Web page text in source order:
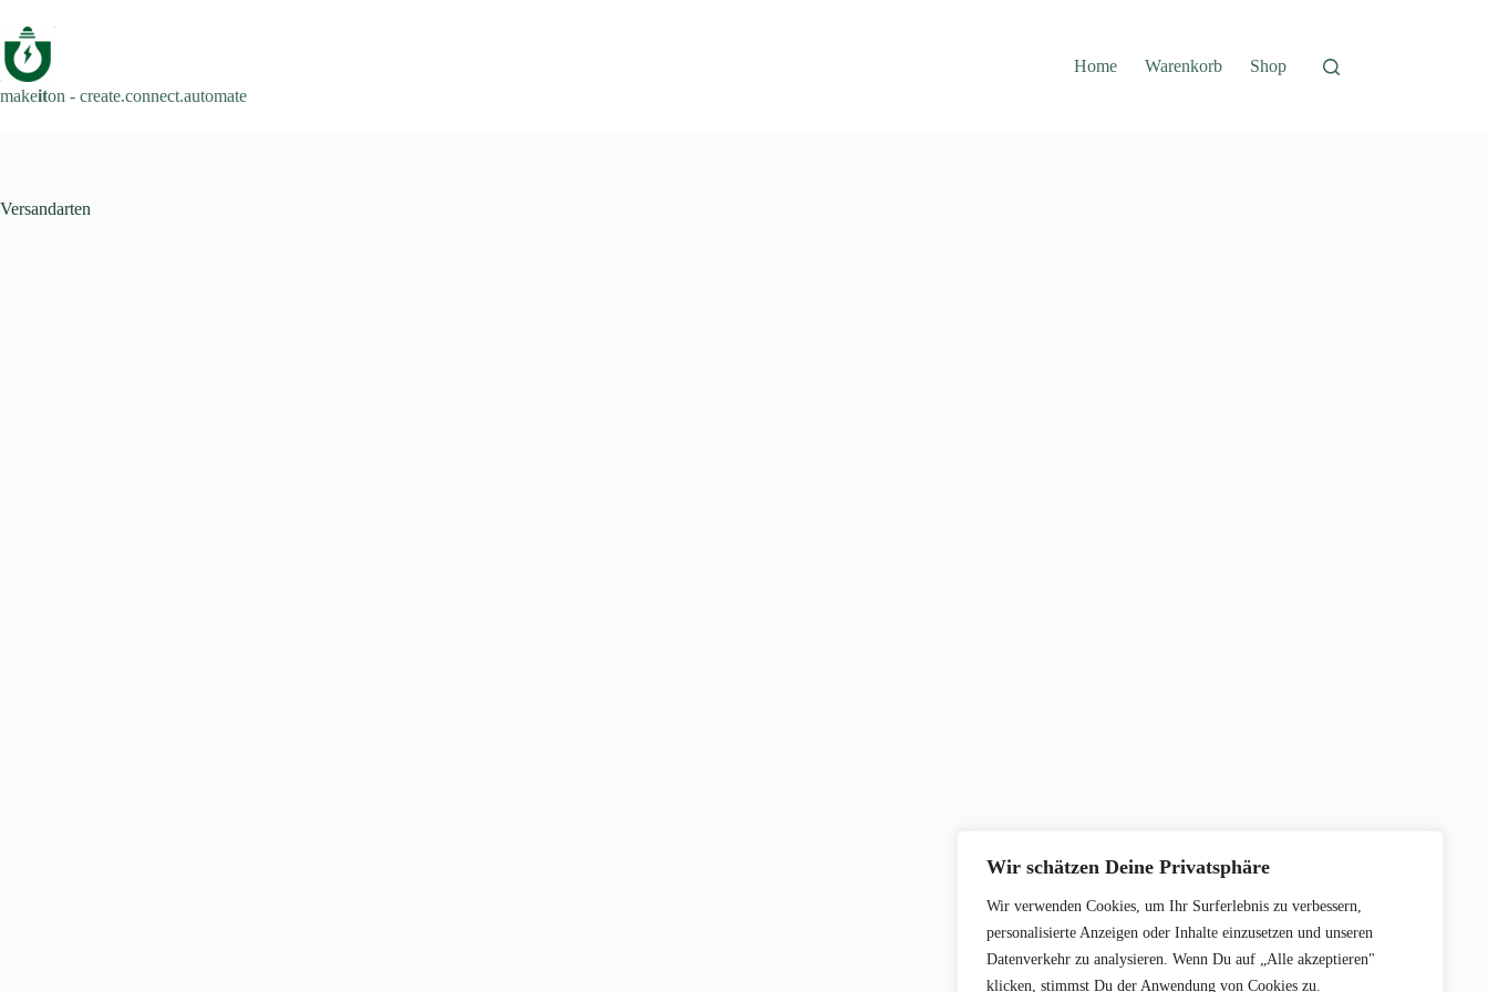
Wir schätzen Deine Privatsphäre
Wir verwenden Cookies, um Ihr Surferlebnis zu verbessern,
personalisierte Anzeigen oder Inhalte einzusetzen und unseren
Datenverkehr zu analysieren. Wenn Du auf „Alle akzeptieren"
klicken, stimmst Du der Anwendung von Cookies zu.
Inhalt
springen
makeiton - create.connect.automate
Home Warenkorb Shop
Versandarten